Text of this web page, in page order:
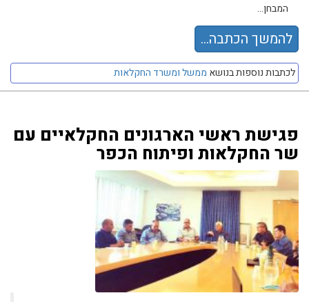
המבחן...
להמשך הכתבה...
לכתבות נוספות בנושא ממשל ומשרד החקלאות
פגישת ראשי הארגונים החקלאיים עם
שר החקלאות ופיתוח הכפר